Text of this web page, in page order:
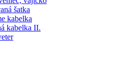
šatka
kabelka
kabelka II.